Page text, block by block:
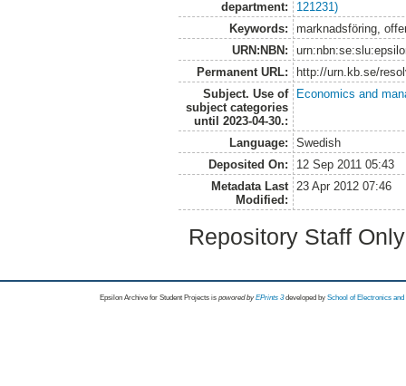
department:
121231)
Keywords:
marknadsföring,
URN:NBN:
Permanent URL:
http://urn.kb.se/
Subject. Use of
subject categories
until 2023-04-30.:
Economics and
Language:
Swedish
Deposited On:
12 Sep 2011 05:43
Metadata Last
Modified:
23 Apr 2012 07:46
Repository Staff
Epsilon Archive for Student Projects is powored byEPrints 3 developed by School of Electronics